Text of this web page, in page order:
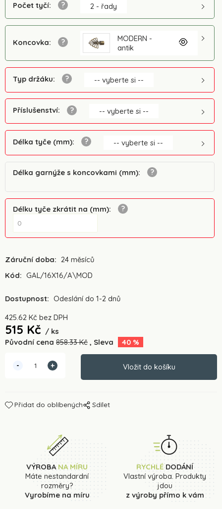
Počet tyčí: 2 - řady
Koncovka:
MODERN -
antik
Typ držáku: -- vyberte si --
Příslušenství: -- vyberte si --
Délka tyče (mm): -- vyberte si --
Délka garnýže s koncovkami (mm):
Délku tyče zkrátit na (mm):
Záruční doba: 24 měsíců
Kód: GAL/16X16/A\MOD
Dostupnost: Odeslání do 1-2 dnů
425.62 Kč bez DPH
515 Kč
ks
Původní cena 858.33Kč Sleva 40 %
Přidat do oblíbených Sdílet
VÝROBA NA MÍRU
Máte nestandardní
rozměry?
Vyrobíme na míru
RYCHLÉDODÁNÍ
Vlastní výroba. Produkty
jdou
z výroby přímo k vám